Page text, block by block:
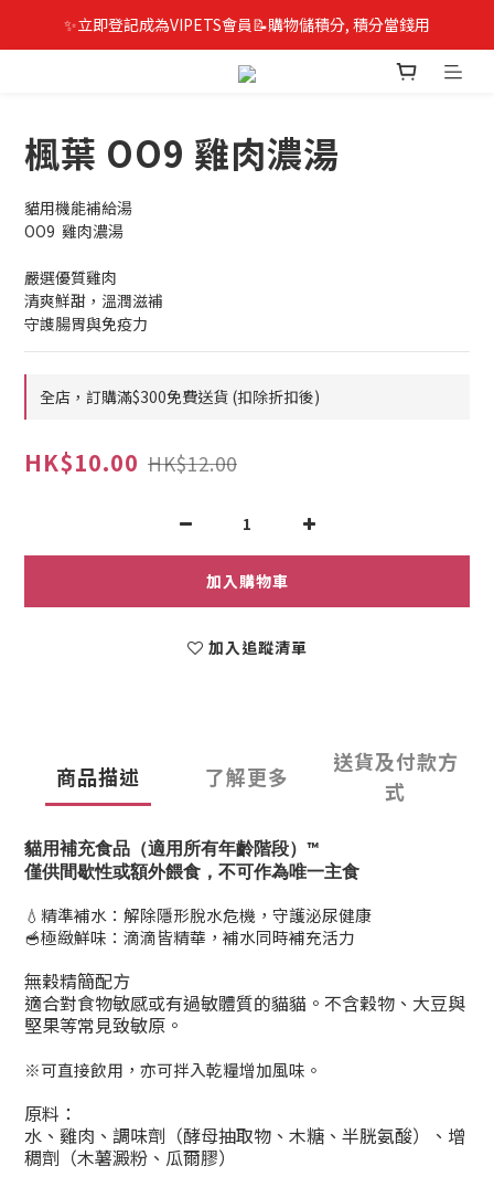
✨立即登記成為VIPETS會員📝購物儲積分, 積分當錢用
楓葉 OO9 雞肉濃湯
貓用機能補給湯
OO9  雞肉濃湯
嚴選優質雞肉
清爽鮮甜，溫潤滋補
守謢腸胃與免疫力
全店，訂購滿$300免費送貨 (扣除折扣後)
HK$10.00 HK$12.00
加入購物車
加入追蹤清單
商品描述 了解更多
送貨及付款方
式
貓用補充食品（適用所有年齡階段） ™
僅供間歇性或額外餵食，不可作為唯一主食
💧 精準補水：解除隱形脫水危機，守護泌尿健康
🥣極緻鮮味：滴滴皆精華，補水同時補充活力
無穀精簡配方
適合對食物敏感或有過敏體質的貓貓。不含穀物、大豆與
堅果等常見致敏原。
※可直接飲用，亦可拌入乾糧增加風味。
原料：
水、雞肉、調味劑（酵母抽取物、木糖、半胱氨酸）、增
稠劑（木薯澱粉、瓜爾膠）